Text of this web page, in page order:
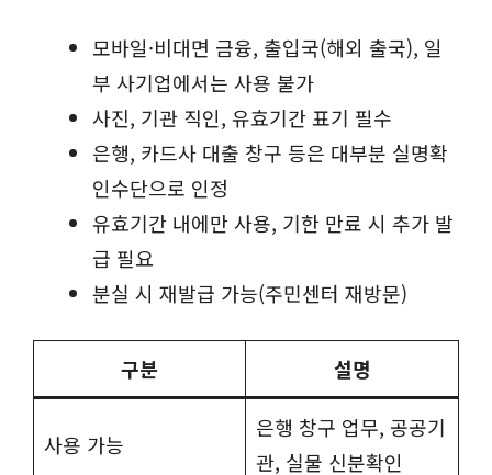
모바일·비대면 금융, 출입국(해외 출국), 일
부 사기업에서는 사용 불가
사진, 기관 직인, 유효기간 표기 필수
은행, 카드사 대출 창구 등은 대부분 실명확
인수단으로 인정
유효기간 내에만 사용, 기한 만료 시 추가 발
급 필요
분실 시 재발급 가능(주민센터 재방문)
구분 설명
사용 가능
은행 창구 업무, 공공기
관, 실물 신분확인